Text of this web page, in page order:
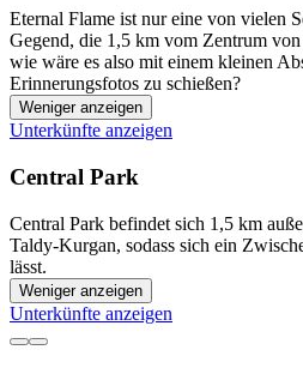
Eternal Flame ist nur eine von vielen
Gegend, die 1,5 km vom Zentrum
wie wäre es also mit einem kleinen
Erinnerungsfotos zu schießen?
Weniger anzeigen
Unterkünfte anzeigen
Central Park
Central Park befindet sich 1,5 km
Taldy-Kurgan, sodass sich ein
lässt.
Weniger anzeigen
Unterkünfte anzeigen